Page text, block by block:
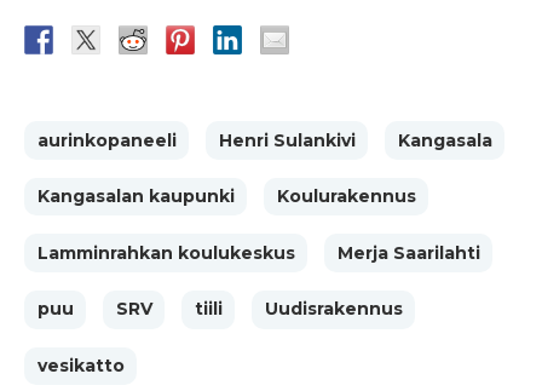
aurinkopaneeli Henri Sulankivi Kangasala
Kangasalan kaupunki Koulurakennus
Lamminrahkan koulukeskus Merja Saarilahti
puu SRV tiili Uudisrakennus
vesikatto